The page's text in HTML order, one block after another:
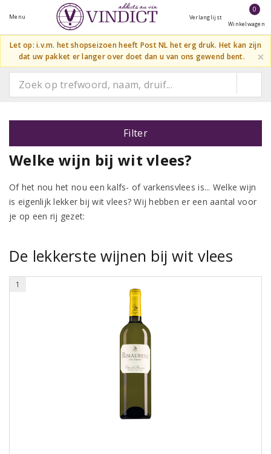
Menu Verlanglijst
0
Winkelwagen
Let op: i.v.m. het shopseizoen heeft Post NL het erg druk. Het kan zijn
dat uw pakket er langer over doet dan u van ons gewend bent.
×
Filter
Welke wijn bij wit vlees?
Of het nou het nou een kalfs- of varkensvlees is... Welke wijn
is eigenlijk lekker bij wit vlees? Wij hebben er een aantal voor
je op een rij gezet:
De lekkerste wijnen bij wit vlees
1